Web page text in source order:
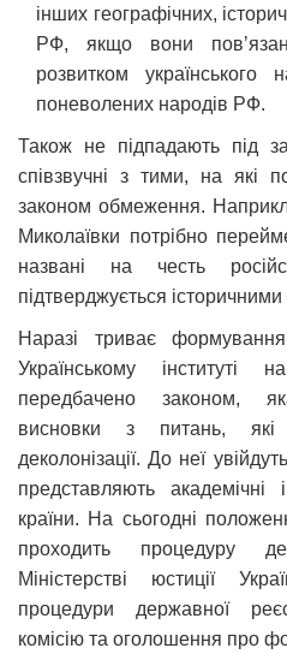
інших географічних,
РФ, якщо вони
розвитком
поневолених народів РФ.
Також не підпадають під
співзвучні з тими, на які
законом обмеження.
Миколаївки потрібно
названі на честь
підтверджується
Наразі триває формування
Українському інституті
передбачено законом,
висновки з питань,
деколонізації. До неї
представляють академічні
країни. На сьогодні
проходить процедуру
Міністерстві юстиції
процедури державної
комісію та оголошення про